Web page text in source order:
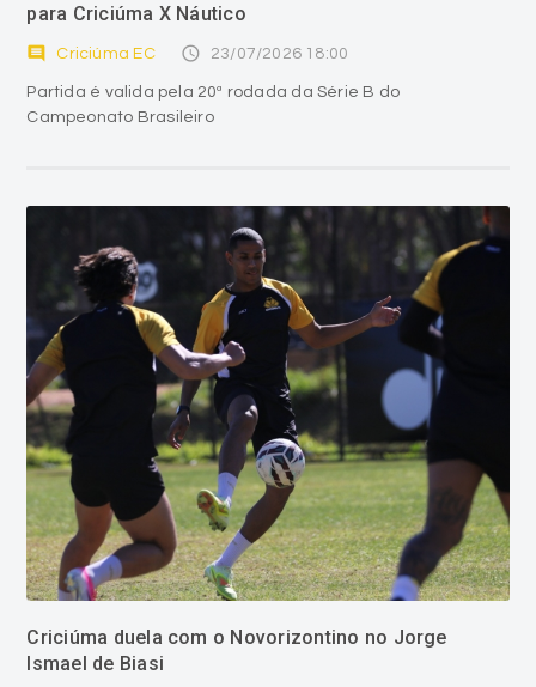
para Criciúma X Náutico
comment Criciúma EC access_time 23/07/2026 18:00
Partida é valida pela 20ª rodada da Série B do
Campeonato Brasileiro
Criciúma duela com o Novorizontino no Jorge
Ismael de Biasi